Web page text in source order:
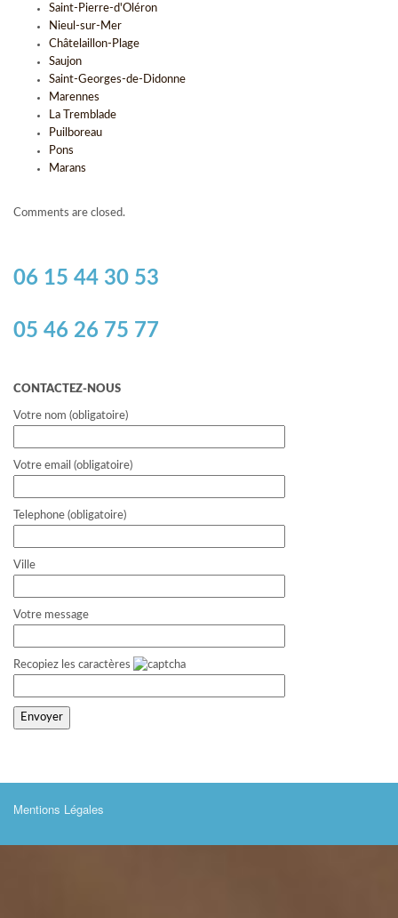
Saint-Pierre-d'Oléron
Nieul-sur-Mer
Châtelaillon-Plage
Saujon
Saint-Georges-de-Didonne
Marennes
La Tremblade
Puilboreau
Pons
Marans
Comments are closed.
06 15 44 30 53
05 46 26 75 77
CONTACTEZ-NOUS
Votre nom (obligatoire)
Votre email (obligatoire)
Telephone (obligatoire)
Ville
Votre message
Recopiez les caractères
Mentions Légales